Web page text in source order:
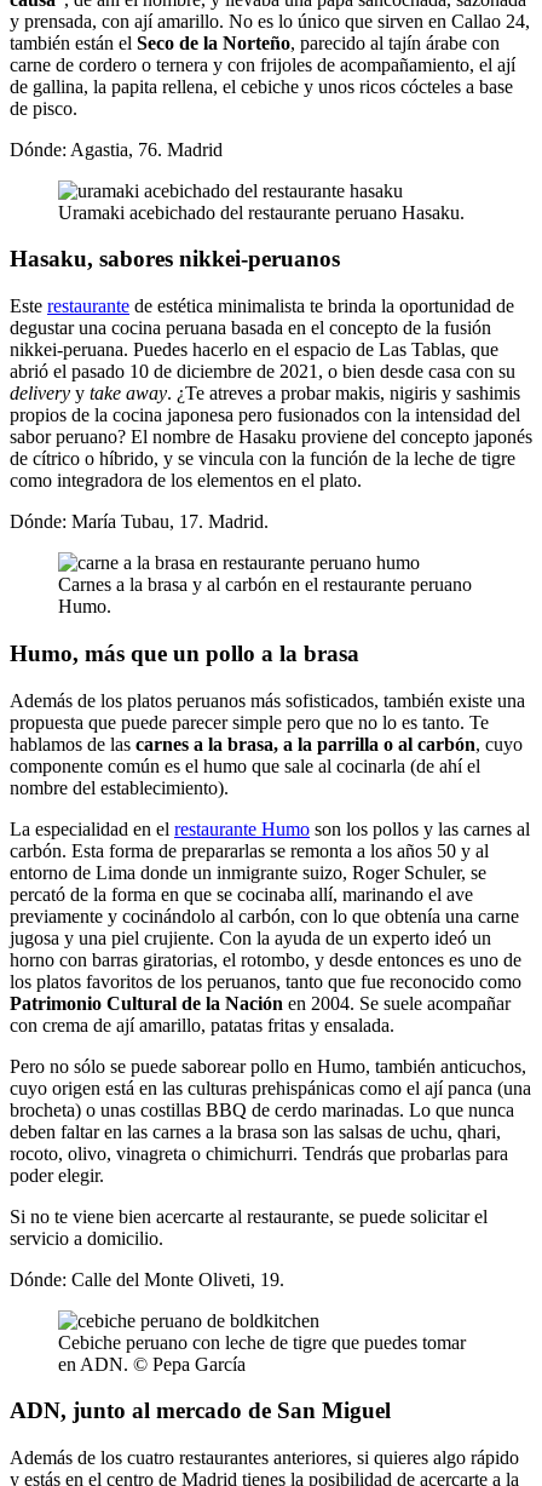
y prensada, con ají amarillo. No es lo único que sirven en Callao 24,
también están el Seco de la Norteño, parecido al tajín árabe con
carne de cordero o ternera y con frijoles de acompañamiento, el ají
de gallina, la papita rellena, el cebiche y unos ricos cócteles a base
de pisco.
Dónde: Agastia, 76. Madrid
Uramaki acebichado del restaurante peruano Hasaku.
Hasaku, sabores nikkei-peruanos
Este restaurante de estética minimalista te brinda la oportunidad de
degustar una cocina peruana basada en el concepto de la fusión
nikkei-peruana. Puedes hacerlo en el espacio de Las Tablas, que
abrió el pasado 10 de diciembre de 2021, o bien desde casa con su
delivery y take away. ¿Te atreves a probar makis, nigiris y sashimis
propios de la cocina japonesa pero fusionados con la intensidad del
sabor peruano? El nombre de Hasaku proviene del concepto japonés
de cítrico o híbrido, y se vincula con la función de la leche de tigre
como integradora de los elementos en el plato.
Dónde: María Tubau, 17. Madrid.
Carnes a la brasa y al carbón en el restaurante peruano
Humo.
Humo, más que un pollo a la brasa
Además de los platos peruanos más sofisticados, también existe una
propuesta que puede parecer simple pero que no lo es tanto. Te
hablamos de las carnes a la brasa, a la parrilla o al carbón, cuyo
componente común es el humo que sale al cocinarla (de ahí el
nombre del establecimiento).
La especialidad en el restaurante Humo son los pollos y las carnes al
carbón. Esta forma de prepararlas se remonta a los años 50 y al
entorno de Lima donde un inmigrante suizo, Roger Schuler, se
percató de la forma en que se cocinaba allí, marinando el ave
previamente y cocinándolo al carbón, con lo que obtenía una carne
jugosa y una piel crujiente. Con la ayuda de un experto ideó un
horno con barras giratorias, el rotombo, y desde entonces es uno de
los platos favoritos de los peruanos, tanto que fue reconocido como
Patrimonio Cultural de la Nación en 2004. Se suele acompañar
con crema de ají amarillo, patatas fritas y ensalada.
Pero no sólo se puede saborear pollo en Humo, también anticuchos,
cuyo origen está en las culturas prehispánicas como el ají panca (una
brocheta) o unas costillas BBQ de cerdo marinadas. Lo que nunca
deben faltar en las carnes a la brasa son las salsas de uchu, qhari,
rocoto, olivo, vinagreta o chimichurri. Tendrás que probarlas para
poder elegir.
Si no te viene bien acercarte al restaurante, se puede solicitar el
servicio a domicilio.
Dónde: Calle del Monte Oliveti, 19.
Cebiche peruano con leche de tigre que puedes tomar
en ADN. © Pepa García
ADN, junto al mercado de San Miguel
Además de los cuatro restaurantes anteriores, si quieres algo rápido
y estás en el centro de Madrid tienes la posibilidad de acercarte a la